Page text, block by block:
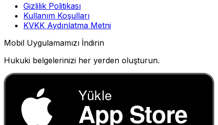
Gizlilik Politikası
Kullanım Koşulları
KVKK Aydınlatma Metni
Mobil Uygulamamızı İndirin
Hukuki belgelerinizi her yerden oluşturun.
Yükle
App Store